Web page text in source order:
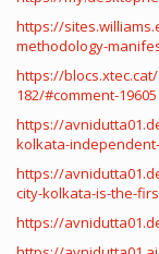
https://
methodology-
https://
182/#comment-19605
https://
kolkata-
https://
city-kolkata-is-the-
https://